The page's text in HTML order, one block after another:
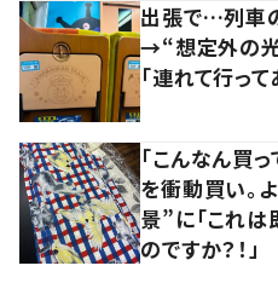
出張で…列車
→“想定外の光
「連れて行って
「こんなん買
を衝動買い。
景”に「これは
のですか？！」